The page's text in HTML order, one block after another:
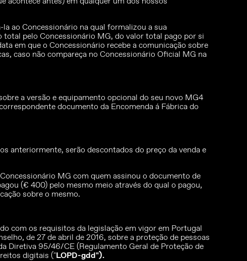
ao Concessionário na qual formalizou a sua
pelo Concessionário MG, do valor total pago por si
em que o Concessionário recebe a comunicação sobre
caso não compareça no Concessionário Oficial MG na
a versão e equipamento opcional do seu novo MG4
documento da Encomenda á Fábrica do
anteriormente, serão descontados do preço da venda e
MG com quem assinou o documento de
(€ 400) pelo mesmo meio através do qual o pagou,
sobre o mesmo.
com os requisitos da legislação em vigor em Portugal
de 27 de abril de 2016, sobre a proteção de pessoas
Diretiva 95/46/CE (Regulamento Geral de Proteção de
digitais ("LOPD-gdd").